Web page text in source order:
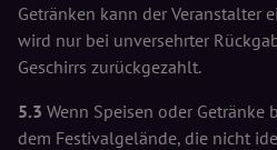
Getränken kann der Veranstalter
wird nur bei unversehrter
Geschirrs zurückgezahlt.
5.3 Wenn Speisen oder Getränke
dem Festivalgelände, die nicht